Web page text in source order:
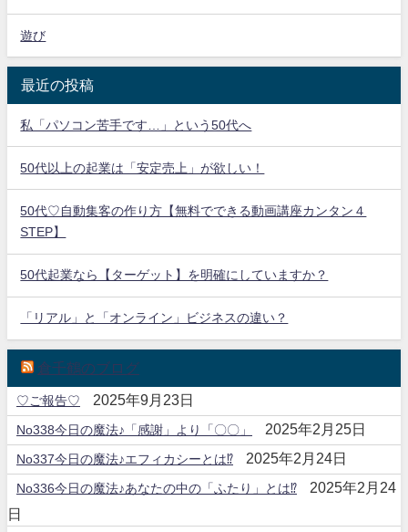
遊び
最近の投稿
私「パソコン苦手です…」という50代へ
50代以上の起業は「安定売上」が欲しい！
50代♡自動集客の作り方【無料でできる動画講座カンタン４
STEP】
50代起業なら【ターゲット】を明確にしていますか？
「リアル」と「オンライン」ビジネスの違い？
倉千鶴のブログ
♡ご報告♡ 2025年9月23日
No338今日の魔法♪「感謝」より「〇〇」 2025年2月25日
No337今日の魔法♪エフィカシーとは⁉ 2025年2月24日
No336今日の魔法♪あなたの中の「ふたり」とは⁉
2025年2月24
日